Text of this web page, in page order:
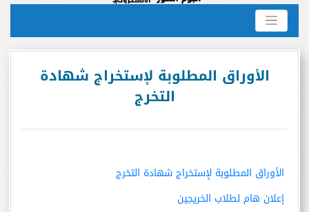
الأوراق المطلوبة لإستخراج شهادة
التخرج
الأوراق المطلوبة لإستخراج شهادة التخرج
إعلان هام لطلاب الخريجين